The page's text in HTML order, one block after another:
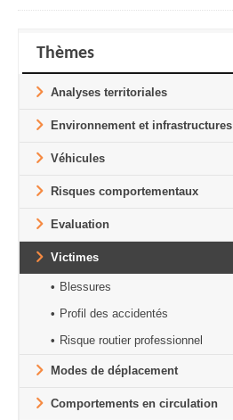
Thèmes
Analyses territoriales
Environnement et infrastructures
Véhicules
Risques comportementaux
Evaluation
Victimes
Blessures
Profil des accidentés
Risque routier professionnel
Modes de déplacement
Comportements en circulation